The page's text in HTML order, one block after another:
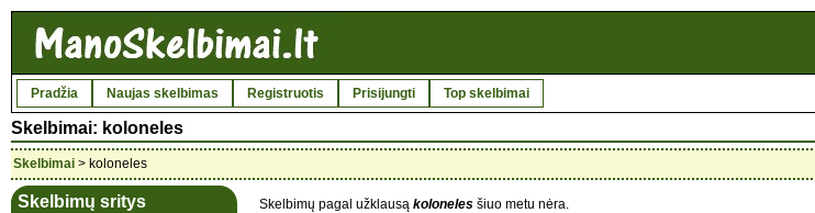
Pradžia Naujas skelbimas Registruotis Prisijungti Top skelbimai
Skelbimai: koloneles
Skelbimai > koloneles
Skelbimų sritys Skelbimų pagal užklausą koloneles šiuo metu nėra.